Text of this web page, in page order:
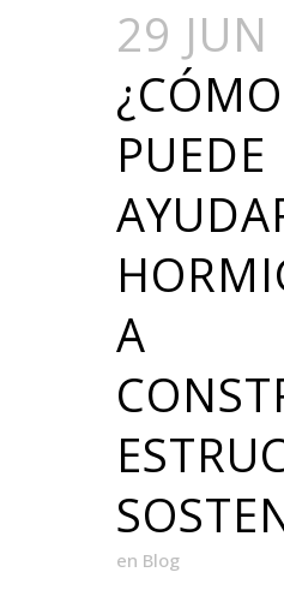
29 JUN
¿CÓMO
PUEDE
A
en Blog